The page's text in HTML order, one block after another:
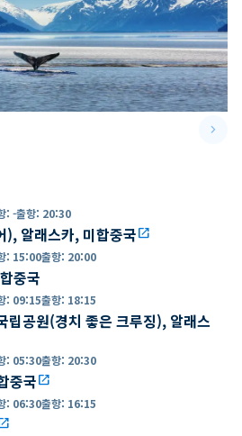
keyboard_arrow_right
: -출항: 20:30
), 알래스카, 미합중국open_in_new
: 15:00출항: 20:00
중국
: 09:15출항: 18:15
립공원(경치 좋은 크루징), 알래스
: 05:30출항: 20:30
중국open_in_new
: 06:30출항: 16:15